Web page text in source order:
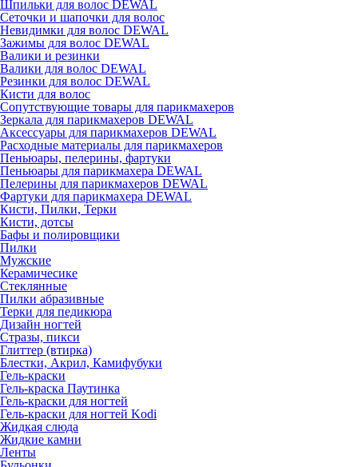
Шпильки для волос DEWAL
Сеточки и шапочки для волос
Невидимки для волос DEWAL
Зажимы для волос DEWAL
Валики и резинки
Валики для волос DEWAL
Резинки для волос DEWAL
Кисти для волос
Сопутствующие товары для парикмахеров
Зеркала для парикмахеров DEWAL
Аксессуары для парикмахеров DEWAL
Расходные материалы для парикмахеров
Пеньюары, пелерины, фартуки
Пеньюары для парикмахера DEWAL
Пелерины для парикмахеров DEWAL
Фартуки для парикмахера DEWAL
Кисти, Пилки, Терки
Кисти, дотсы
Бафы и полировщики
Пилки
Мужские
Керамичесике
Стеклянные
Пилки абразивные
Терки для педикюра
Дизайн ногтей
Стразы, пикси
Глиттер (втирка)
Блестки, Акрил, Камифубуки
Гель-краски
Гель-краска Паутинка
Гель-краски для ногтей
Гель-краски для ногтей Kodi
Жидкая слюда
Жидкие камни
Ленты